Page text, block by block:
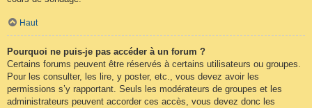
Haut
Pourquoi ne puis-je pas accéder à un forum ?
Certains forums peuvent être réservés à certains utilisateurs ou groupes.
Pour les consulter, les lire, y poster, etc., vous devez avoir les
permissions s’y rapportant. Seuls les modérateurs de groupes et les
administrateurs peuvent accorder ces accès, vous devez donc les